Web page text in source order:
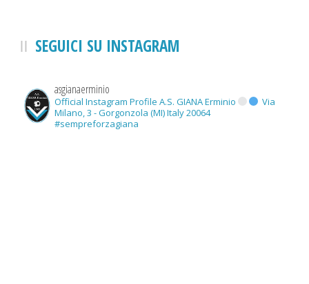
SEGUICI SU INSTAGRAM
asgianaerminio
Official Instagram Profile A.S. GIANA Erminio
Via
Milano, 3 - Gorgonzola (MI) Italy 20064
#sempreforzagiana